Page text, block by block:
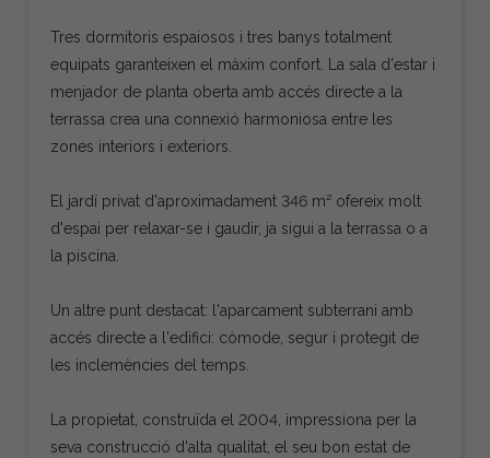
Tres dormitoris espaiosos i tres banys totalment
equipats garanteixen el màxim confort. La sala d'estar i
menjador de planta oberta amb accés directe a la
terrassa crea una connexió harmoniosa entre les
zones interiors i exteriors.
El jardí privat d'aproximadament 346 m² ofereix molt
d'espai per relaxar-se i gaudir, ja sigui a la terrassa o a
la piscina.
Un altre punt destacat: l'aparcament subterrani amb
accés directe a l'edifici: còmode, segur i protegit de
les inclemències del temps.
La propietat, construïda el 2004, impressiona per la
seva construcció d'alta qualitat, el seu bon estat de